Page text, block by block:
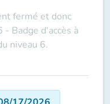
fermé et donc
Badge d'accès à
niveau 6.